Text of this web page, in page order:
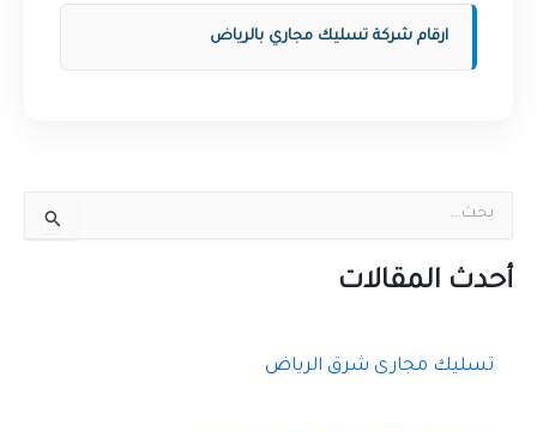
ارقام شركة تسليك مجاري بالرياض
ح
أحدث المقالات
تسليك مجارى شرق الرياض